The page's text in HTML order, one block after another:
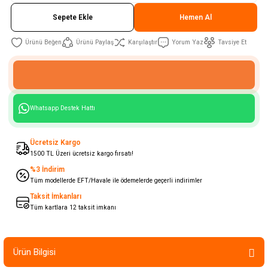
Sepete Ekle Hemen Al
Ürünü Paylaş Karşılaştır Yorum Yaz Tavsiye Et
Whatsapp Destek Hattı
Ücretsiz Kargo
1500 TL Üzeri ücretsiz kargo fırsatı!
%3 İndirim
Tüm modellerde EFT/Havale ile ödemelerde geçerli indirimler
Taksit İmkanları
Tüm kartlara 12 taksit imkanı
Ürün Bilgisi